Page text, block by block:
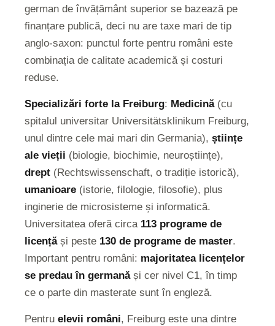
german de învățământ superior se bazează pe
finanțare publică, deci nu are taxe mari de tip
anglo-saxon: punctul forte pentru români este
combinația de calitate academică și costuri
reduse.
Specializări forte la Freiburg: Medicină(cu
spitalul universitar Universitätsklinikum Freiburg,
unul dintre cele mai mari din Germania), științe
ale vieții (biologie, biochimie, neuroștiințe),
drept (Rechtswissenschaft, o tradiție istorică),
umanioare (istorie, filologie, filosofie), plus
inginerie de microsisteme și informatică.
Universitatea oferă circa 113 programe de
licențăși peste 130 de programe de master.
Important pentru români: majoritatea licențelor
se predau în germanăși cer nivel C1, în timp
ce o parte din masterate sunt în engleză.
Pentru elevii români, Freiburg este una dintre